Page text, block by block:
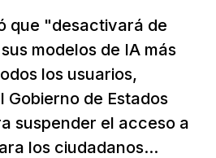
que "desactivará de
modelos de IA más
los usuarios,
Gobierno de Estados
suspender el acceso a
los ciudadanos...